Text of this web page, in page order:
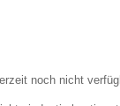
noch nicht